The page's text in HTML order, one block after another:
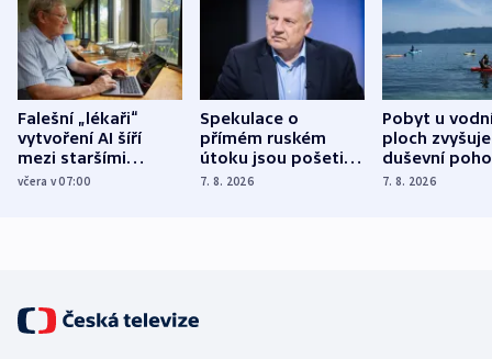
Falešní „lékaři“
vytvoření AI šíří
mezi staršími
Poláky nebezpečné
včera v 07:00
Spekulace o
přímém ruském
útoku jsou pošetilé,
míní estonský
7. 8. 2026
Pobyt u
ploch zvyšuje
duševní
ukázala
7. 8. 2026